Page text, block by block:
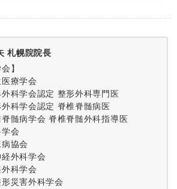
札幌院院長
】
療学会
外科学会認定 整形外科専門医
外科学会認定 脊椎脊髄病医
脊髄病学会 脊椎脊髄外科指導医
会
協会
外科学会
科学会
災害外科学会